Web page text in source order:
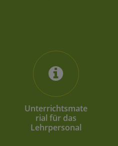
Unterrichtsmate
rial für das
Lehrpersonal